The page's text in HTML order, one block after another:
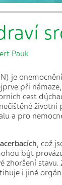
Pauk
je
při
cest
a pro
, což
být
zhoršení stavu.
i jiné